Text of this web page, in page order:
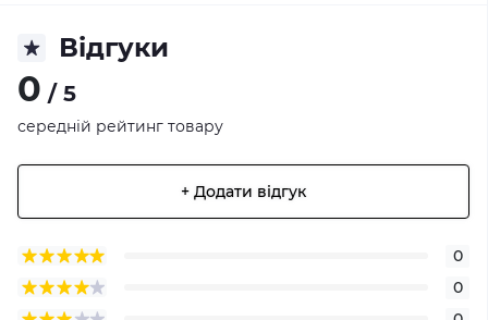
Відгуки
0 / 5
середній рейтинг товару
+ Додати відгук
0
0